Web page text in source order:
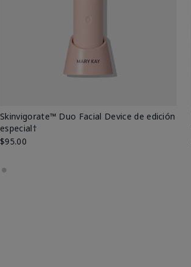
Skinvigorate™ Duo Facial Device de edición
especial†
$95.00